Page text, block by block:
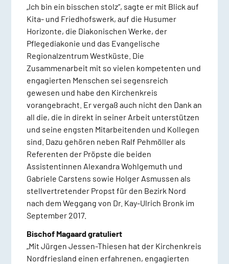
„Ich bin ein bisschen stolz“, sagte er mit Blick auf
Kita- und Friedhofswerk, auf die Husumer
Horizonte, die Diakonischen Werke, der
Pflegediakonie und das Evangelische
Regionalzentrum Westküste. Die
Zusammenarbeit mit so vielen kompetenten und
engagierten Menschen sei segensreich
gewesen und habe den Kirchenkreis
vorangebracht. Er vergaß auch nicht den Dank an
all die, die in direkt in seiner Arbeit unterstützen
und seine engsten Mitarbeitenden und Kollegen
sind. Dazu gehören neben Ralf Pehmöller als
Referenten der Pröpste die beiden
Assistentinnen Alexandra Wohlgemuth und
Gabriele Carstens sowie Holger Asmussen als
stellvertretender Propst für den Bezirk Nord
nach dem Weggang von Dr. Kay-Ulrich Bronk im
September 2017.
Bischof Magaard gratuliert
„Mit Jürgen Jessen-Thiesen hat der Kirchenkreis
Nordfriesland einen erfahrenen, engagierten